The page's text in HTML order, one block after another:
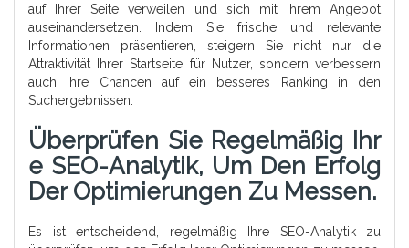
auf Ihrer Seite verweilen und sich mit Ihrem Angebot
auseinandersetzen. Indem Sie frische und relevante
Informationen präsentieren, steigern Sie nicht nur die
Attraktivität Ihrer Startseite für Nutzer, sondern verbessern
auch Ihre Chancen auf ein besseres Ranking in den
Suchergebnissen.
Überprüfen Sie Regelmäßig Ihr
E SEO-Analytik, Um Den Erfolg
Der Optimierungen Zu Messen.
Es ist entscheidend, regelmäßig Ihre SEO-Analytik zu